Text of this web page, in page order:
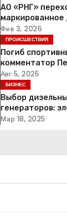
АО «РНГ»
маркированное
топливо
Фев 3, 2026
ПРОИСШЕСТВИЯ
Погиб
комментатор
Александр
Авг 5, 2025
БИЗНЕС
Выбор
генераторов:
мощностью
Мар 18, 2025